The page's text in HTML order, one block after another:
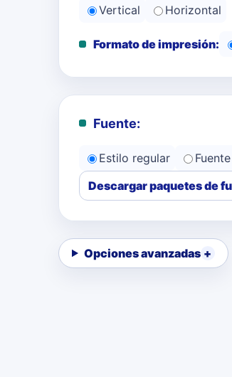
Vertical Horizontal
Formato de impresión:
Fuente:
Estilo regular
Descargar paquetes de
Opciones avanzadas